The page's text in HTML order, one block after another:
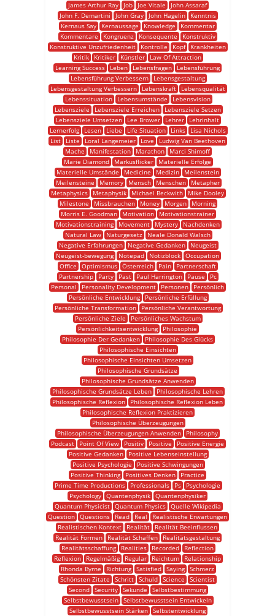
James Arthur Ray
Job Joe Vitale
John Assaraf
John F. Demartini
John Gray John Hagelin
Kenntnis
Kernaus Say
Kernaussage Knowledge
Kommentar
Kommentare
Kongruenz Konsequente
Konstruktiv
Konstruktive Unzufriedenheit
Kontrolle Kopf
Krankheiten
Kritik
Kritiker Künstler
Law Of Attraction
Learning Success
Leben Lebensfragen
Lebensführung
Lebensführung Verbessern
Lebensgestaltung
Lebensgestaltung Verbessern
Lebenskraft
Lebensqualität
Lebenssituation
Lebensumstände
Lebensvision
Lebensziele
Lebensziele Erreichen
Lebensziele Setzen
Lebensziele Umsetzen
Lee Brower Lehrer
Lehrinhalt
Lernerfolg
Lesen Liebe Life Situation Links
Lisa Nichols
List
Liste Loral Langemeier Love
Ludwig Van Beethoven
Mache
Manifestation Marathon
Marci Shimoff
Marie Diamond
Markusflicker
Materielle Erfolge
Materielle Umstände
Medicine Medizin
Meilenstein
Meilensteine
Memory Mensch Menschen
Metapher
Metaphysics
Metaphysik Michael Beckwith
Mike Dooley
Milestone
Missbrauchen Money Morgen
Morning
Morris E. Goodman
Motivation
Motivationstrainer
Motivationstraining
Movement Mystery
Nachdenken
Natural Law
Naturgesetz
Neale Donald Walsch
Negative Erfahrungen
Negative Gedanken
Neugeist
Neugeist-bewegung
Notepad Notizblock Occupation
Office
Optimismus Österreich Pain
Partnerschaft
Partnership
Party Past Paul Harrington Pause
Pc
Personal
Personality Development Personen
Persönlich
Persönliche Entwicklung
Persönliche Erfüllung
Persönliche Transformation
Persönliche Verantwortung
Persönliche Ziele
Persönliches Wachstum
Persönlichkeitsentwicklung
Philosophie
Philosophie Der Gedanken
Philosophie Des Glücks
Philosophische Einsichten
Philosophische Einsichten Umsetzen
Philosophische Grundsätze
Philosophische Grundsätze Anwenden
Philosophische Grundsätze Leben
Philosophische Lehren
Philosophische Reflexion
Philosophische Reflexion Leben
Philosophische Reflexion Praktizieren
Philosophische Überzeugungen
Philosophische Überzeugungen Anwenden
Philosophy
Podcast
Point Of View Positiv Positive
Positive Energie
Positive Gedanken
Positive Lebenseinstellung
Positive Psychologie
Positive Schwingungen
Positive Thinking
Positives Denken
Practice
Prime Time Productions
Professionals Ps
Psychologie
Psychology Quantenphysik Quantenphysiker
Quantum Physicist
Quantum Physics
Quelle Wikipedia
Question Questions Read Real
Realistische Erwartungen
Realistischen Kontext
Realität
Realität Beeinflussen
Realität Formen
Realität Schaffen
Realitätsgestaltung
Realitätsschaffung
Realities Recorded
Reflection
Reflexion
Regelmäßig Regular Reichtum
Relationship
Rhonda Byrne
Richtung Satisfied Saying Schmerz
Schönsten Zitate
Schritt Schuld Science
Scientist
Second Security Sekunde
Selbstbestimmung
Selbstbewusstsein
Selbstbewusstsein Entwickeln
Selbstbewusstsein Stärken Selbstentwicklung